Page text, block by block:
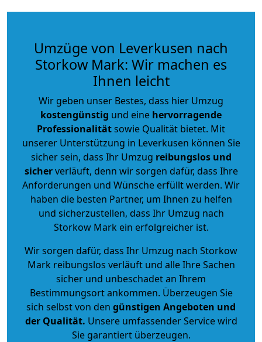
Umzüge von Leverkusen nach
Storkow Mark: Wir machen es
Ihnen leicht
Wir geben unser Bestes, dass hier Umzug
kostengünstig und eine hervorragende
Professionalitätsowie Qualität bietet. Mit
unserer Unterstützung in Leverkusen können Sie
sicher sein, dass Ihr Umzug reibungslos und
sicherverläuft, denn wir sorgen dafür, dass Ihre
Anforderungen und Wünsche erfüllt werden. Wir
haben die besten Partner, um Ihnen zu helfen
und sicherzustellen, dass Ihr Umzug nach
Storkow Mark ein erfolgreicher ist.
Wir sorgen dafür, dass Ihr Umzug nach Storkow
Mark reibungslos verläuft und alle Ihre Sachen
sicher und unbeschadet an Ihrem
Bestimmungsort ankommen. Überzeugen Sie
sich selbst von den günstigen Angeboten und
der Qualität. Unsere umfassender Service wird
Sie garantiert überzeugen.